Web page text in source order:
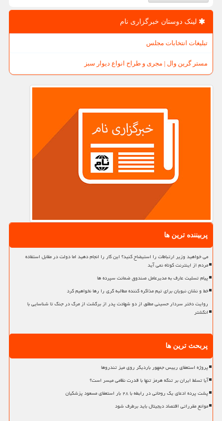
لینک دوستان خبرگزاری نام
تبلیغات انتخابات مجلس
مستر گرین وال | مجری و طراح انواع دیوار سبز
پربیننده ترین ها
می خواهید وزیر ارتباطات را استیضاح کنید؟ این کار را انجام دهید اما دولت در مقابل استفاده
مردم از اینترنت کوتاه نمی آید
پیام تسلیت عارف به مدیرعامل صندوق ضمانت سپرده ها
خط و نشان نبویان برای تیم مذاکره کننده مطالبه گری را رها نخواهیم کرد
روایت دختر سردار حسینی مطلق از دو شهادت پدر از برگشت از مرگ در جنگ تا شناسایی با
انگشتر
پربحث ترین ها
پروژه استعفای رییس جمهور باردیگر روی میز تندروها
آیا تسلط ایران بر تنگه هرمز تنها با قدرت نظامی میسر است؟
پشت پرده ادعای یک روحانی در رابطه با ۲۸ بار استعفای مسعود پزشکیان
موانع مقرراتی اقتصاد دیجیتال باید برطرف شود